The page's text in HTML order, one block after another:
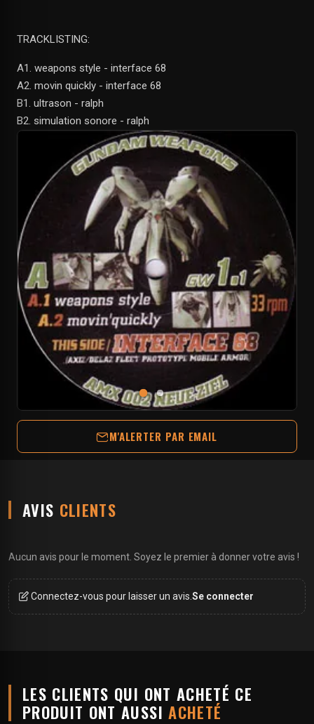
TRACKLISTING:
A1. weapons style - interface 68
A2. movin quickly - interface 68
B1. ultrason - ralph
B2. simulation sonore - ralph
M'ALERTER PAR EMAIL
AVIS CLIENTS
Aucun avis pour le moment. Soyez le premier à donner votre avis !
Connectez-vous pour laisser un avis. Se connecter
LES CLIENTS QUI ONT ACHETÉ CE
PRODUIT ONT AUSSIACHETÉ